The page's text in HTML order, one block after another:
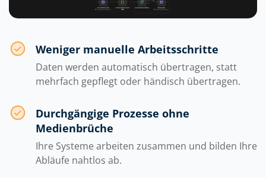
Weniger manuelle Arbeitsschritte
Daten werden automatisch übertragen, statt
mehrfach gepflegt oder händisch übertragen.
Durchgängige Prozesse ohne
Medienbrüche
Ihre Systeme arbeiten zusammen und bilden Ihre
Abläufe nahtlos ab.